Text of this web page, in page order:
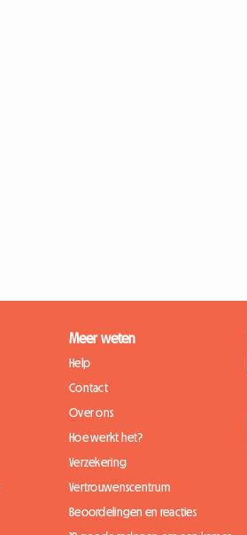
Meer weten
Help
Contact
Over ons
Hoe werkt het?
Verzekering
Vertrouwenscentrum
Beoordelingen en reacties